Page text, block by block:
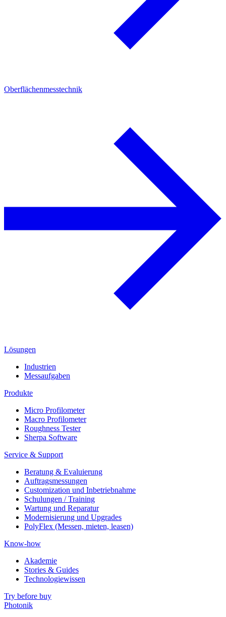
Oberflächenmesstechnik
Lösungen
Industrien
Messaufgaben
Produkte
Micro Profilometer
Macro Profilometer
Roughness Tester
Sherpa Software
Service & Support
Beratung & Evaluierung
Auftragsmessungen
Customization und Inbetriebnahme
Schulungen / Training
Wartung und Reparatur
Modernisierung und Upgrades
PolyFlex (Messen, mieten, leasen)
Know-how
Akademie
Stories & Guides
Technologiewissen
Try before buy
Photonik